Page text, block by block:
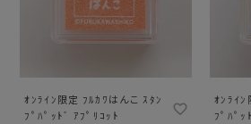
ｵﾝﾗｲﾝ限定 ﾌﾙｶﾜはんこ ｽﾀﾝ
ﾌﾟﾊﾟｯﾄﾞ ｱﾌﾟﾘｺｯﾄ
ｵﾝﾗｲﾝ
ﾌﾟﾊﾟｯ